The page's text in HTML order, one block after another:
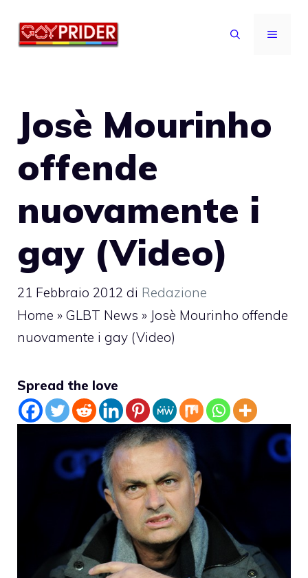
MENU
Josè Mourinho
offende
nuovamente i
gay (Video)
21 Febbraio 2012 di Redazione
Home » GLBT News » Josè Mourinho offende
nuovamente i gay (Video)
Spread the love